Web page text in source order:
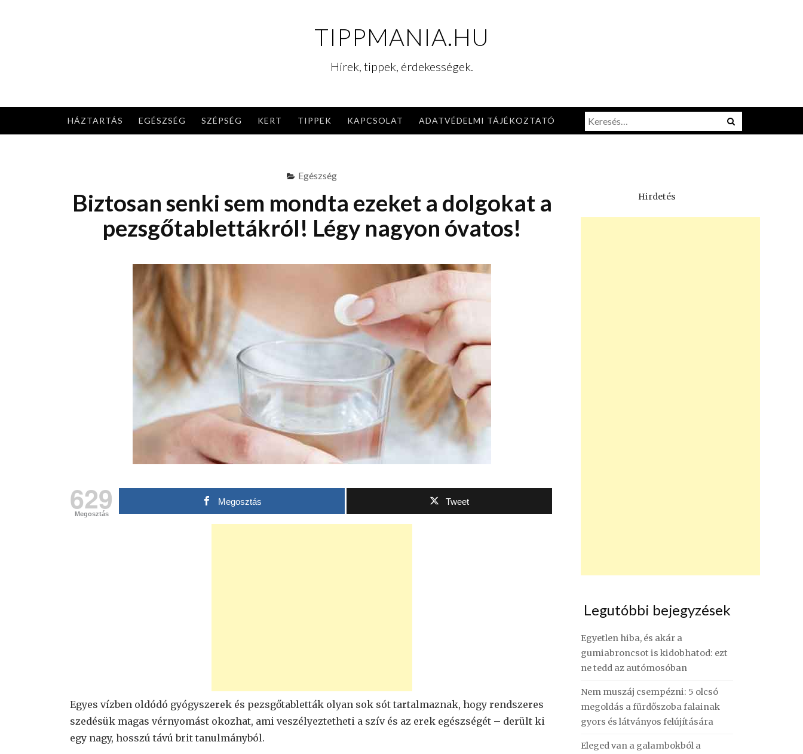
TIPPMANIA.HU
Hírek, tippek, érdekességek.
HÁZTARTÁS EGÉSZSÉG SZÉPSÉG KERT TIPPEK KAPCSOLAT ADATVÉDELMI TÁJÉKOZTATÓ Menu
Keresés:
Egészség
Biztosan senki sem mondta ezeket a dolgokat a
pezsgőtablettákról! Légy nagyon óvatos!
629
Megosztás
Megosztás Tweet
Egyes vízben oldódó gyógyszerek és pezsgőtabletták olyan sok sót tartalmaznak, hogy rendszeres
szedésük magas vérnyomást okozhat, ami veszélyeztetheti a szív és az erek egészségét – derült ki
egy nagy, hosszú távú brit tanulmányból.
Hirdetés
Legutóbbi bejegyzések
Egyetlen hiba, és akár a
gumiabroncsot is kidobhatod: ezt
ne tedd az autómosóban
Nem muszáj csempézni: 5 olcsó
megoldás a fürdőszoba falainak
gyors és látványos felújítására
Eleged van a galambokból a